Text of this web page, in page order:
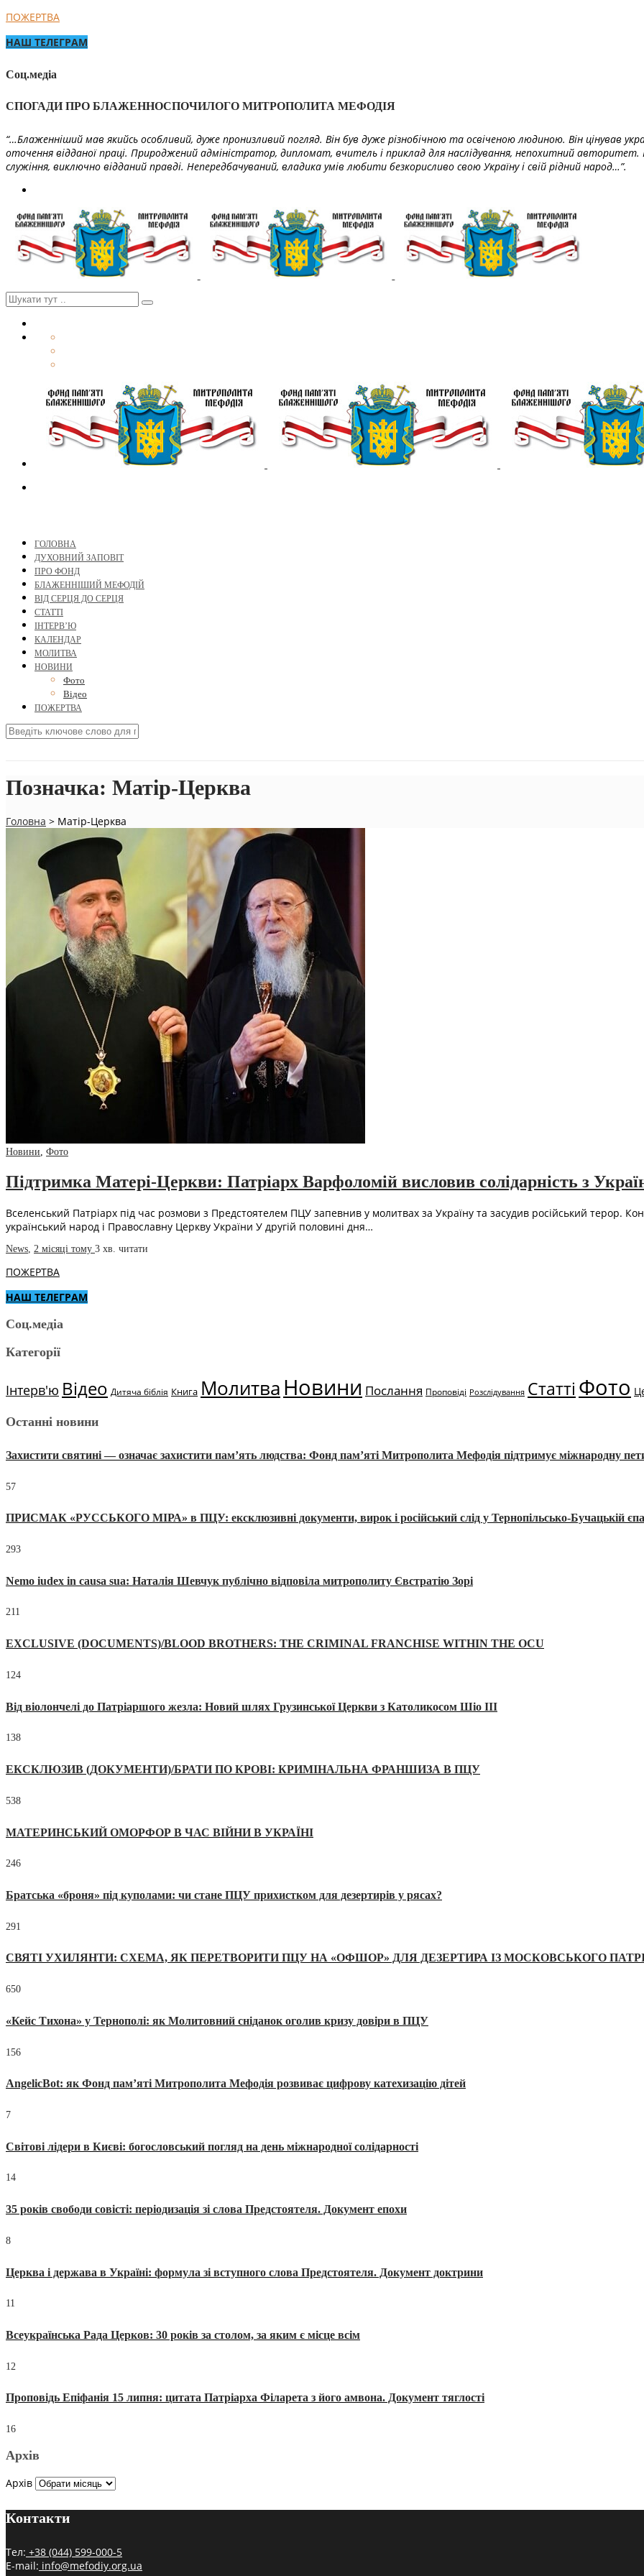
ПОЖЕРТВА
НАШ ТЕЛЕГРАМ
Соц.медіа
СПОГАДИ ПРО БЛАЖЕННОСПОЧИЛОГО МИТРОПОЛИТА МЕФОДІЯ
“…Блаженніший мав якийсь особливий, дуже пронизливий погляд. Він був дуже різнобічною та освіченою людиною. Він цінував
оточення відданої праці. Природжений адміністратор, дипломат, вчитель і приклад для наслідування, непохитний
служіння, виключно відданий правді. Непередбачуваний, владика умів любити безкорисливо свою Україну і свій рідний народ…”.
ГОЛОВНА
ДУХОВНИЙ ЗАПОВІТ
ПРО ФОНД
БЛАЖЕННІШИЙ МЕФОДІЙ
ВІД СЕРЦЯ ДО СЕРЦЯ
СТАТТІ
ІНТЕРВ’Ю
КАЛЕНДАР
МОЛИТВА
НОВИНИ
Фото
Відео
ПОЖЕРТВА
Позначка: Матір-Церква
Головна > Матір-Церква
Новини, Фото
Підтримка Матері-Церкви: Патріарх Варфоломій висловив солідарність з
Вселенський Патріарх під час розмови з Предстоятелем ПЦУ запевнив у молитвах за Україну та засудив російський терор.
український народ і Православну Церкву України У другій половині дня…
News, 2 місяці тому 3 хв. читати
ПОЖЕРТВА
НАШ ТЕЛЕГРАМ
Соц.медіа
Категорії
Інтерв'ю Відео Дитяча біблія Книга МолитваНовини Послання Проповіді Розслідування Статті Фото
Останні новини
Захистити святині — означає захистити пам’ять людства: Фонд пам’яті Митрополита Мефодія підтримує міжнародну
57
ПРИСМАК «РУССЬКОГО МІРА» в ПЦУ: ексклюзивні документи, вирок і російський слід у Тернопільсько-Бучацькій
293
Nemo iudex in causa sua: Наталія Шевчук публічно відповіла митрополиту Євстратію Зорі
211
EXCLUSIVE (DOCUMENTS)/BLOOD BROTHERS: THE CRIMINAL FRANCHISE WITHIN THE OCU
124
Від віолончелі до Патріаршого жезла: Новий шлях Грузинської Церкви з Католикосом Шіо III
138
ЕКСКЛЮЗИВ (ДОКУМЕНТИ)/БРАТИ ПО КРОВІ: КРИМІНАЛЬНА ФРАНШИЗА В ПЦУ
538
МАТЕРИНСЬКИЙ ОМОРФОР В ЧАС ВІЙНИ В УКРАЇНІ
246
Братська «броня» під куполами: чи стане ПЦУ прихистком для дезертирів у рясах?
291
СВЯТІ УХИЛЯНТИ: СХЕМА, ЯК ПЕРЕТВОРИТИ ПЦУ НА «ОФШОР» ДЛЯ ДЕЗЕРТИРА ІЗ МОСКОВСЬКОГО
650
«Кейс Тихона» у Тернополі: як Молитовний сніданок оголив кризу довіри в ПЦУ
156
AngelicBot: як Фонд пам’яті Митрополита Мефодія розвиває цифрову катехизацію дітей
7
Світові лідери в Києві: богословський погляд на день міжнародної солідарності
14
35 років свободи совісті: періодизація зі слова Предстоятеля. Документ епохи
8
Церква і держава в Україні: формула зі вступного слова Предстоятеля. Документ доктрини
11
Всеукраїнська Рада Церков: 30 років за столом, за яким є місце всім
12
Проповідь Епіфанія 15 липня: цитата Патріарха Філарета з його амвона. Документ тяглості
16
Архів
Архів
Контакти
Тел: +38 (044) 599-000-5
E-mail: info@mefodiy.org.ua